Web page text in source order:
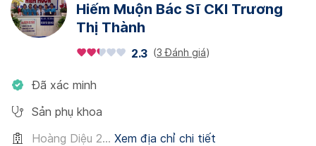
Hiếm Muộn Bác Sĩ CKI Trương
Thị Thành
2.3 (3 Đánh giá)
Đã xác minh
Sản phụ khoa
Hoàng Diệu 2... Xem địa chỉ chi tiết